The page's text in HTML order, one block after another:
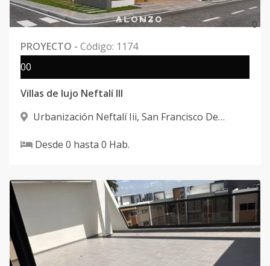
0
PROYECTO - Código: 1174
00
Villas de lujo Neftalí III
Urbanización Neftalí Iii, San Francisco De
Desde 0 hasta 0 Hab.